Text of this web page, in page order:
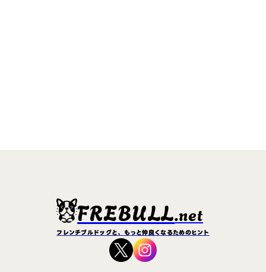
FREBULL.net
フレンチブルドッグと、もっと仲良くなるためのヒント